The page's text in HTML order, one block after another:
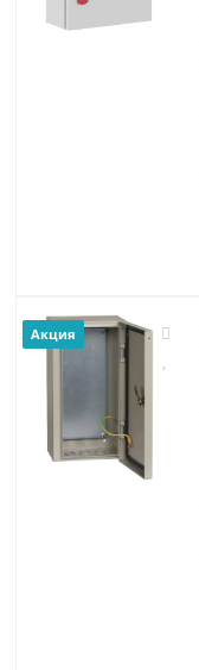
Акция